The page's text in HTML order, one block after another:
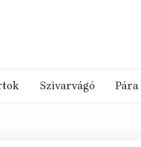
Szivarvágó Pára